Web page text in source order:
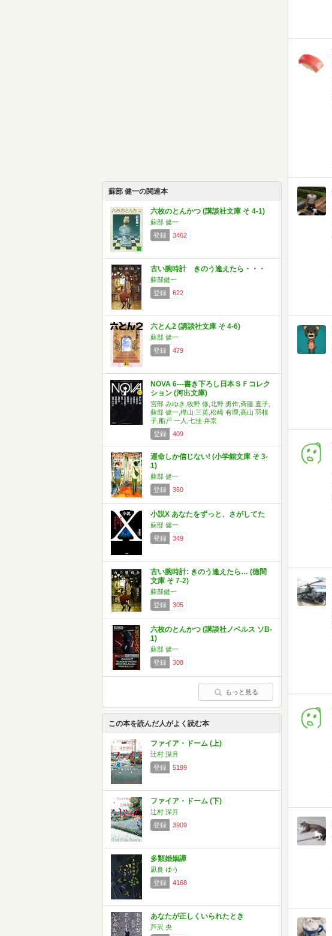
蘇部 健一の関連本
六枚のとんかつ (講談社文庫 そ 4-1)
蘇部 健一
登録
3462
古い腕時計 きのう逢えたら・・・
蘇部健一
登録
622
六とん2 (講談社文庫 そ 4-6)
蘇部 健一
登録
479
NOVA 6---書き下ろし日本ＳＦコレク
ション (河出文庫)
宮部 みゆき,牧野 修,北野 勇作,斉藤 直子,
蘇部 健一,樺山 三英,松崎 有理,高山 羽根
子,船戸 一人,七佳 弁京
登録
409
運命しか信じない! (小学館文庫 そ 3-
1)
蘇部 健一
登録
360
小説X あなたをずっと、さがしてた
蘇部 健一
登録
349
古い腕時計: きのう逢えたら… (徳間
文庫 そ 7-2)
蘇部健一
登録
305
六枚のとんかつ (講談社ノベルス ソB-
1)
蘇部 健一
登録
308
もっと見る
この本を読んだ人がよく読む本
ファイア・ドーム (上)
辻村 深月
登録
5199
ファイア・ドーム (下)
辻村 深月
登録
3909
多類婚姻譚
凪良 ゆう
登録
4168
あなたが正しくいられたとき
芦沢 央